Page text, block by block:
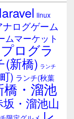
laravel linux
ナログゲーム
ムマーケット
プログラ
(新橋) ランチ
) ランチ(秋葉
・溜池
・溜池山
レ